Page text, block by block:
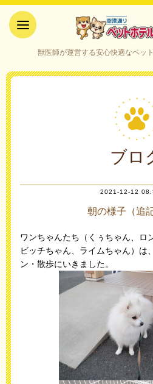
ケア｜山口県
獣医師が運営する安心快適なペッ
ブロ
2021-12-12
朝の様子（追
ワンちゃんたち（くぅちゃん、ロ
ビッチちゃん、ライムちゃん）は
ン・散歩にいきました。